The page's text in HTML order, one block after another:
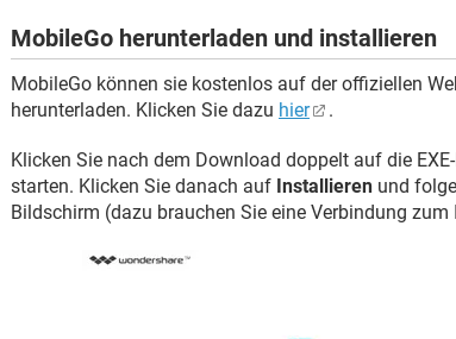
MobileGo herunterladen und installieren
MobileGo können sie kostenlos auf der offiziellen
herunterladen. Klicken Sie dazu hier .
Klicken Sie nach dem Download doppelt auf die
starten. Klicken Sie danach auf Installieren und
Bildschirm (dazu brauchen Sie eine Verbindung zum